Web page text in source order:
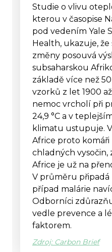
Studie o vlivu
kterou v časopise
pod vedením Yale
Health, ukazuje,
změny posouvá
subsaharskou
základě více než
vzorků z let 1900
nemoc vrcholí při
24,9 °C a v
klimatu ustupuje.
Africe proto
chladných
Africe je už na
V průměru
případ malárie
Odborníci
vedle prevence a
faktorem.
Zdroj: Carbon Brief